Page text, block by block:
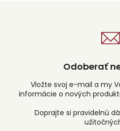
Odoberať
Vložte svoj e-mail a my
informácie o nových